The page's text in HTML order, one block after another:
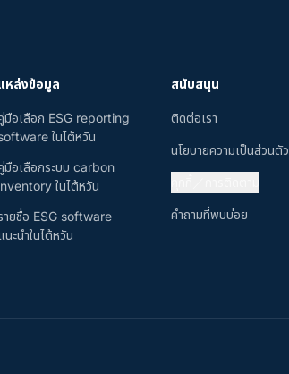
หล่งข้อมูล
มือเลือก ESG reporting
ในไต้หวัน
มือเลือกระบบ carbon
ในไต้หวัน
ายชื่อ ESG software
นะนำในไต้หวัน
สนับสนุน
ติดต่อเรา
นโยบายความเป็นส่วนตัว
คำถามที่พบบ่อย